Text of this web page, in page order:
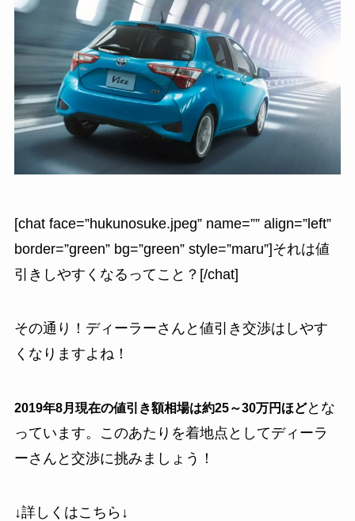
[chat face=”hukunosuke.jpeg” name=”” align=”left”
border=”green” bg=”green” style=”maru”]それは値
引きしやすくなるってこと？[/chat]
その通り！ディーラーさんと値引き交渉はしやす
くなりますよね！
2019年8月現在の値引き額相場は約25～30万円 ほどとな
っています。このあたりを着地点としてディーラ
ーさんと交渉に挑みましょう！
↓詳しくはこちら↓